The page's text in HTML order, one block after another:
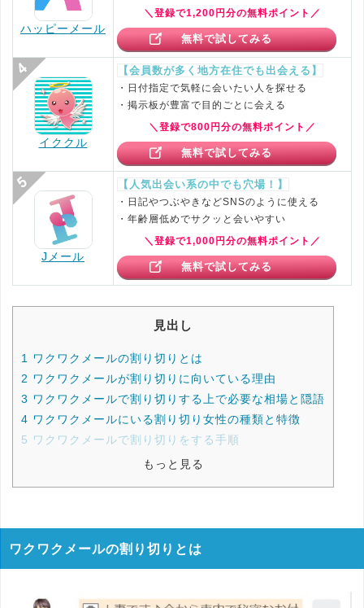
ハッピーメール
＼登録で1,200円分の無料ポイント／
無料で試してみる
イククル
【会員数が多く地方在住でも出会える】
・日付指定で気軽に会いたい人を探せる
・掲示板が豊富で目的ごとに会える
＼登録で800円分の無料ポイント／
無料で試してみる
Jメール
【人気出会い系の中でも穴場！】
・日記やつぶやきなどSNSのように使える
・年齢層低めでサクッと会いやすい
＼登録で1,000円分の無料ポイント／
無料で試してみる
見出し
1
ワクワクメールの割り切りとは
2 ワクワクメールが割り切りに向いている理由
3 ワクワクメールで割り切りする上で必要な相場と隠語
4 ワクワクメールにいる割り切り女性の種類と特徴
5 ワクワクメールで割り切りをする手順
もっと見る
ワクワクメールの割り切りとは